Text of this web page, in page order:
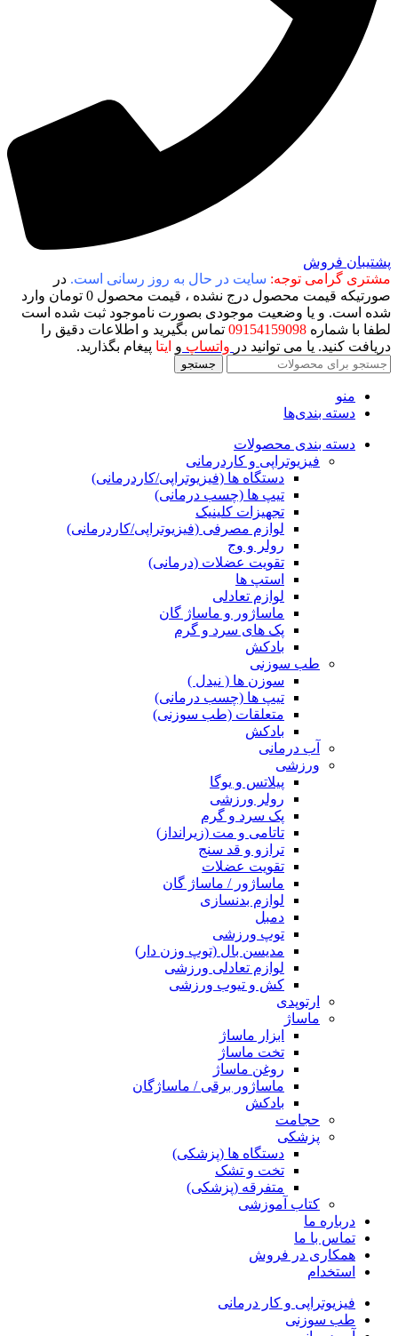
پشتیبان فروش
مشتری گرامی توجه: سایت در حال به روز رسانی است. در
صورتیکه قیمت محصول درج نشده ، قیمت محصول 0 تومان وارد
شده است. و یا وضعیت موجودی بصورت ناموجود ثبت شده است
لطفا با شماره 09154159098 تماس بگیرید و اطلاعات دقیق را
دریافت کنید. یا می توانید در واتساپ و ایتا پیغام بگذارید.
جستجو
منو
دسته بندی‌ها
دسته بندی محصولات
فیزیوتراپی و کاردرمانی
دستگاه ها (فیزیوتراپی/کاردرمانی)
تیپ ها (چسب درمانی)
تجهیزات کلینیک
لوازم مصرفی (فیزیوتراپی/کاردرمانی)
رولر و وج
تقویت عضلات (درمانی)
استپ ها
لوازم تعادلی
ماساژور و ماساژ گان
پک های سرد و گرم
بادکش
طب سوزنی
سوزن ها ( نیدل )
تیپ ها (چسب درمانی)
متعلقات (طب سوزنی)
بادکش
آب درمانی
ورزشی
پیلاتس و یوگا
رولر ورزشی
پک سرد و گرم
تاتامی و مت (زیرانداز)
ترازو و قد سنج
تقویت عضلات
ماساژور / ماساژ گان
لوازم بدنسازی
دمبل
توپ ورزشی
مدیسن بال (توپ وزن دار)
لوازم تعادلی ورزشی
کش و تیوب ورزشی
ارتوپدی
ماساژ
ابزار ماساژ
تخت ماساژ
روغن ماساژ
ماساژور برقی / ماساژگان
بادکش
حجامت
پزشکی
دستگاه ها (پزشکی)
تخت و تشک
متفرقه (پزشکی)
کتاب آموزشی
درباره ما
تماس با ما
همکاری در فروش
استخدام
فیزیوتراپی و کار درمانی
طب سوزنی